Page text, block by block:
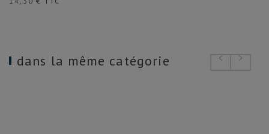
dans la même catégorie